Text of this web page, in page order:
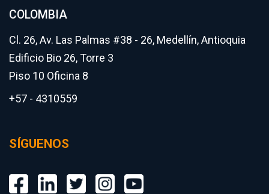
COLOMBIA
Cl. 26, Av. Las Palmas #38 - 26, Medellín, Antioquia
Edificio Bio 26, Torre 3
Piso 10 Oficina 8
+57 - 4310559
SÍGUENOS